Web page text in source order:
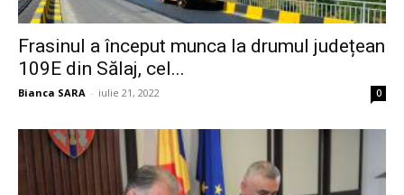
Frasinul a început munca la drumul județean
109E din Sălaj, cel...
Bianca SARA - iulie 21, 2022 0